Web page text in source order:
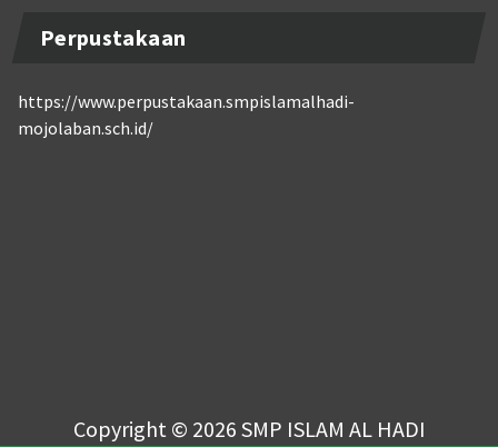
Perpustakaan
https://www.perpustakaan.smpislamalhadi-
mojolaban.sch.id/
Copyright © 2026 SMP ISLAM AL HADI